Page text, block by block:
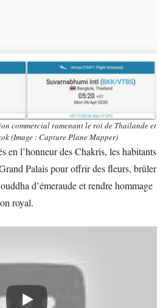
commercial ramenant le roi de Thaïlande et
(Image : Capture Plane Mapper)
en l’honneur des Chakris, les habitants
Palais pour offrir des fleurs, brûler
d’émeraude et rendre hommage
royal.